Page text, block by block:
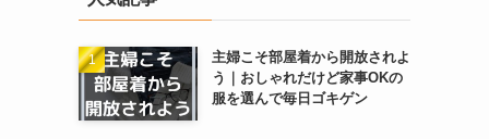
主婦こそ部屋着から開放されよ
う｜おしゃれだけど家事OKの
服を選んで毎日ゴキゲン